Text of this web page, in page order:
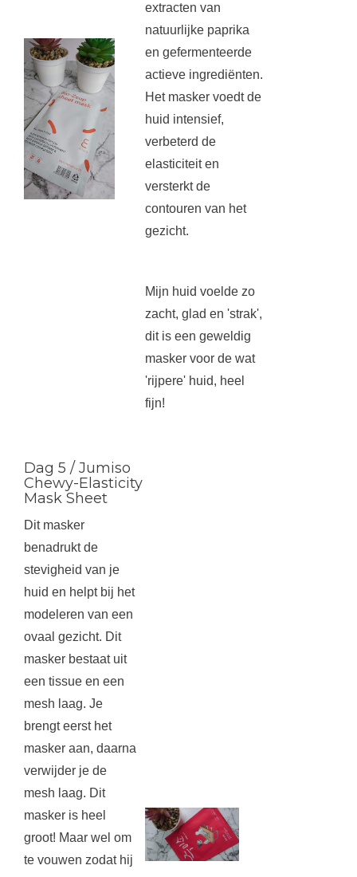
extracten van
natuurlijke paprika
en gefermenteerde
actieve ingrediënten.
Het masker voedt de
huid intensief,
verbeterd de
elasticiteit en
versterkt de
contouren van het
gezicht.
Mijn huid voelde zo
zacht, glad en 'strak',
dit is een geweldig
masker voor de wat
'rijpere' huid, heel
fijn!
Dag 5 / Jumiso
Chewy-Elasticity
Mask Sheet
Dit masker
benadrukt de
stevigheid van je
huid en helpt bij het
modeleren van een
ovaal gezicht. Dit
masker bestaat uit
een tissue en een
mesh laag. Je
brengt eerst het
masker aan, daarna
verwijder je de
mesh laag. Dit
masker is heel
groot! Maar wel om
te vouwen zodat hij